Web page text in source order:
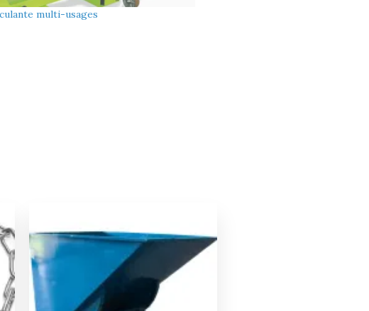
multi-usages
initial
1568,00 €.
actuel
1489,00 €.